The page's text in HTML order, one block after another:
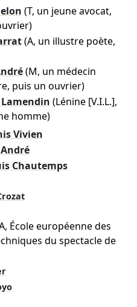
(T, un jeune avocat,
(A, un illustre poète,
(M, un médecin
puis un ouvrier)
(Lénine [V.I.L.],
homme)
Vivien
Chautemps
École européenne des
du spectacle de